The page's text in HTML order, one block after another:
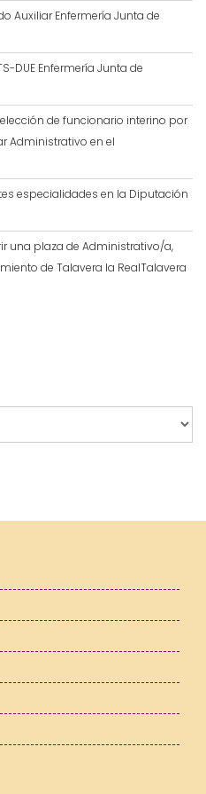
Auxiliar Enfermería Junta de
DUE Enfermería Junta de
de funcionario interino por
Administrativo en el
especialidades en la Diputación
una plaza de Administrativo/a,
de Talavera la RealTalavera